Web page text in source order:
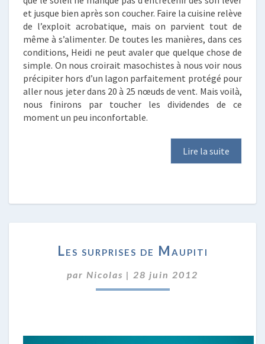
et jusque bien après son coucher. Faire la cuisine relève
de l’exploit acrobatique, mais on parvient tout de
même à s’alimenter. De toutes les manières, dans ces
conditions, Heidi ne peut avaler que quelque chose de
simple. On nous croirait masochistes à nous voir nous
précipiter hors d’un lagon parfaitement protégé pour
aller nous jeter dans 20 à 25 nœuds de vent. Mais voilà,
nous finirons par toucher les dividendes de ce
moment un peu inconfortable.
Lire la suite
SURPRISES
MAUPITI
Les surprises de Maupiti
par Nicolas | 28 juin 2012